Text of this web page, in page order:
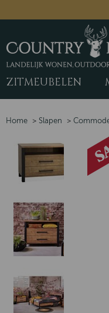
ZITMEUBELEN
Home > Slapen >